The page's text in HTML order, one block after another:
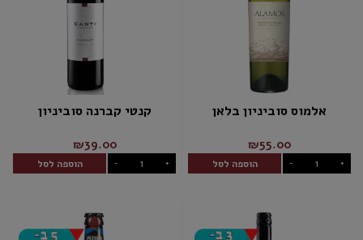
אלמוס סוביניון בלאן
₪55.00
- + הוספה לסל
קנטי קברנה סוביניון
₪39.00
- + הוספה לסל